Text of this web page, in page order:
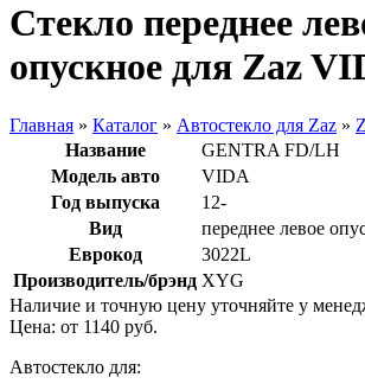
Стекло переднее
опускное для Zaz
Главная » Каталог » Автостекло для Zaz »
Название
GENTRA FD/LH
Модель авто
VIDA
Год выпуска
12-
Вид
переднее левое
Еврокод
3022L
Производитель/брэнд XYG
Наличие и точную цену уточняйте у
Цена: от 1140 руб.
Автостекло для: